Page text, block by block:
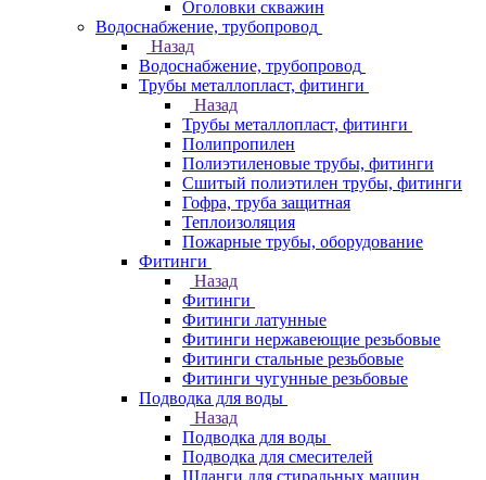
Оголовки скважин
Водоснабжение, трубопровод
Назад
Водоснабжение, трубопровод
Трубы металлопласт, фитинги
Назад
Трубы металлопласт, фитинги
Полипропилен
Полиэтиленовые трубы, фитинги
Сшитый полиэтилен трубы, фитинги
Гофра, труба защитная
Теплоизоляция
Пожарные трубы, оборудование
Фитинги
Назад
Фитинги
Фитинги латунные
Фитинги нержавеющие резьбовые
Фитинги стальные резьбовые
Фитинги чугунные резьбовые
Подводка для воды
Назад
Подводка для воды
Подводка для смесителей
Шланги для стиральных машин